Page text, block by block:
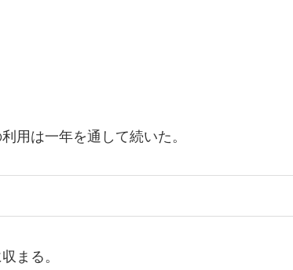
用は一年を通して続いた。
まる。